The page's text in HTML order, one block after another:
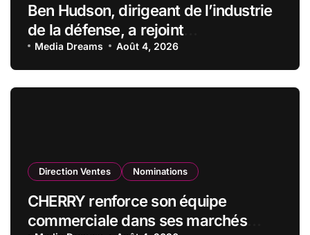
Ben Hudson, dirigeant de l’industrie
de la défense, a rejoint
CZECHOSLOVAK GROUP (CSG) en
qualité de vice-président du conseil
d’administration
Media Dreams Août 4, 2026
Direction Ventes Nominations
CHERRY renforce son équipe
commerciale dans ses marchés